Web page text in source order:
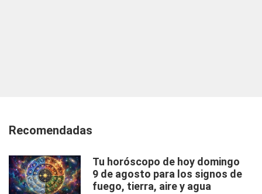
Recomendadas
Tu horóscopo de hoy domingo
9 de agosto para los signos de
fuego, tierra, aire y agua